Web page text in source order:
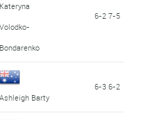
Kateryna
Volodko-
Bondarenko
6-2 7-5
Ashleigh Barty
6-3 6-2